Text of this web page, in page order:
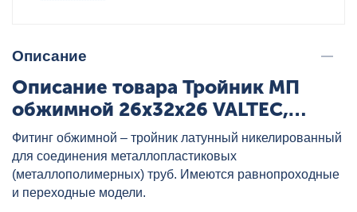
Описание
Описание товара Тройник МП
обжимной 26x32x26 VALTEC,
артикул: VTm.331.N.263226
Фитинг обжимной – тройник латунный никелированный
для соединения металлопластиковых
(металлополимерных) труб. Имеются равнопроходные
и переходные модели.